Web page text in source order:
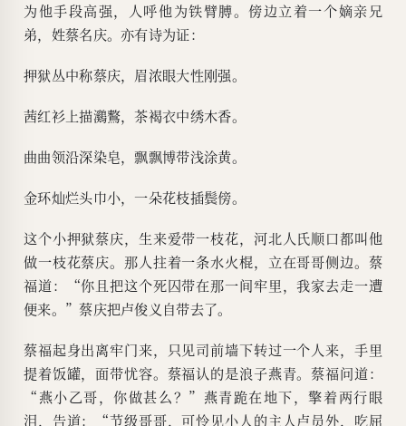
为他手段高强，人呼他为铁臂膊。傍边立着一个嫡亲兄
弟，姓蔡名庆。亦有诗为证：
押狱丛中称蔡庆，眉浓眼大性刚强。
茜红衫上描鸂鷘，茶褐衣中绣木香。
曲曲领沿深染皂，飘飘博带浅涂黄。
金环灿烂头巾小，一朵花枝插鬓傍。
这个小押狱蔡庆，生来爱带一枝花，河北人氏顺口都叫他
做一枝花蔡庆。那人拄着一条水火棍，立在哥哥侧边。蔡
福道：“你且把这个死囚带在那一间牢里，我家去走一遭
便来。”蔡庆把卢俊义自带去了。
蔡福起身出离牢门来，只见司前墙下转过一个人来，手里
提着饭罐，面带忧容。蔡福认的是浪子燕青。蔡福问道：
“燕小乙哥，你做甚么？”燕青跪在地下，擎着两行眼
泪，告道：“节级哥哥，可怜见小人的主人卢员外，吃屈